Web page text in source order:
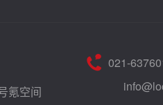
021-
氪空间